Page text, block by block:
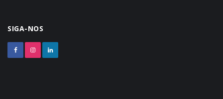
SIGA-NOS